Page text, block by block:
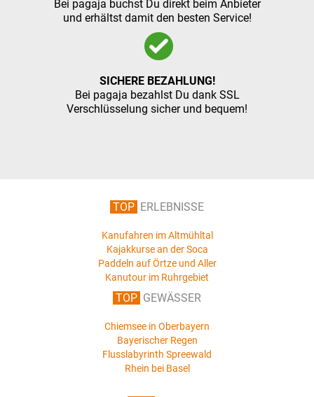
Bei pagaja buchst Du direkt beim Anbieter
und erhältst damit den besten Service!
SICHERE BEZAHLUNG!
Bei pagaja bezahlst Du dank SSL
Verschlüsselung sicher und bequem!
TOP ERLEBNISSE
Kanufahren im Altmühltal
Kajakkurse an der Soca
Paddeln auf Örtze und Aller
Kanutour im Ruhrgebiet
TOP GEWÄSSER
Chiemsee in Oberbayern
Bayerischer Regen
Flusslabyrinth Spreewald
Rhein bei Basel